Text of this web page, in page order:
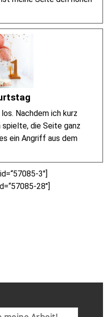
Nachdem ich kurz
spielte, die Seite ganz
ein Angriff aus dem
3″]
28″]